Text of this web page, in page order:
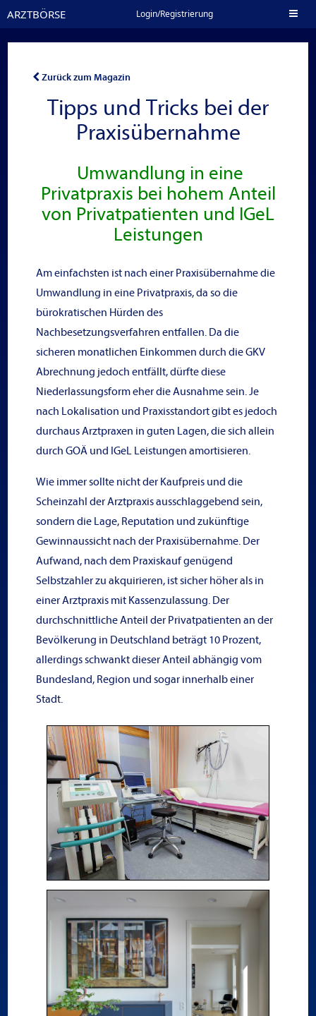
ARZTBÖRSE Login/Registrierung
Zurück zum Magazin
Tipps und Tricks bei der
Praxisübernahme
Umwandlung in eine
Privatpraxis bei hohem Anteil
von Privatpatienten und IGeL
Leistungen
Am einfachsten ist nach einer Praxisübernahme die
Umwandlung in eine Privatpraxis, da so die
bürokratischen Hürden des
Nachbesetzungsverfahren entfallen. Da die
sicheren monatlichen Einkommen durch die GKV
Abrechnung jedoch entfällt, dürfte diese
Niederlassungsform eher die Ausnahme sein. Je
nach Lokalisation und Praxisstandort gibt es jedoch
durchaus Arztpraxen in guten Lagen, die sich allein
durch GOÄ und IGeL Leistungen amortisieren.
Wie immer sollte nicht der Kaufpreis und die
Scheinzahl der Arztpraxis ausschlaggebend sein,
sondern die Lage, Reputation und zukünftige
Gewinnaussicht nach der Praxisübernahme. Der
Aufwand, nach dem Praxiskauf genügend
Selbstzahler zu akquirieren, ist sicher höher als in
einer Arztpraxis mit Kassenzulassung. Der
durchschnittliche Anteil der Privatpatienten an der
Bevölkerung in Deutschland beträgt 10 Prozent,
allerdings schwankt dieser Anteil abhängig vom
Bundesland, Region und sogar innerhalb einer
Stadt.